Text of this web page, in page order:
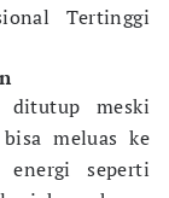
Tertinggi
ditutup meski
meluas ke
energi seperti